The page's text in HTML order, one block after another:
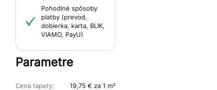
Pohodlné spôsoby
platby (prevod,
dobierka, karta, BLIK,
VIAMO, PayU)
Parametre
Cena tapety:
19,75 € za 1 m²